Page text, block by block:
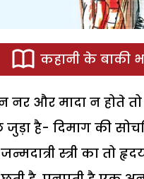
कहानी के बाकी
नर और मादा न होते
है- दिमाग की
स्त्री का तो